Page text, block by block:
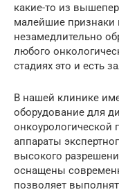
какие-то из
малейшие признаки
незамедлительно
любого
стадиях это и есть
В нашей клинике
оборудование для
онкоурологической
аппараты
высокого
оснащены
позволяет